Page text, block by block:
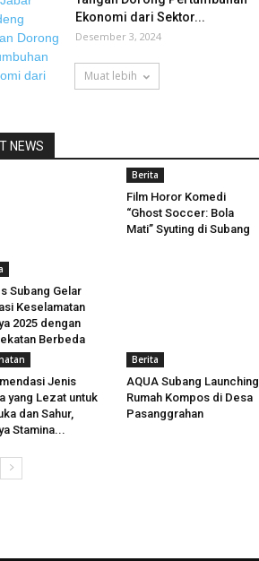
Ekonomi dari Sektor...
Desember 3, 2024
Muat lebih
NEWS
Subang Gelar
Keselamatan
2025 dengan
Berbeda
Berita
Film Horor Komedi
“Ghost Soccer: Bola
Mati” Syuting di Subang
Jenis
yang Lezat untuk
dan Sahur,
Stamina...
Berita
AQUA Subang Launching
Rumah Kompos di Desa
Pasanggrahan